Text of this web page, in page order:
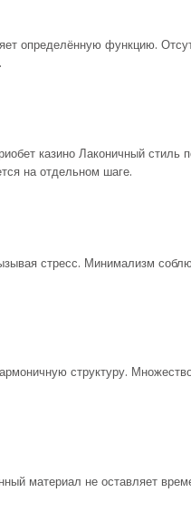
определённую функцию.
казино Лаконичный стиль
на отдельном шаге.
стресс. Минимализм
структуру.
материал не оставляет